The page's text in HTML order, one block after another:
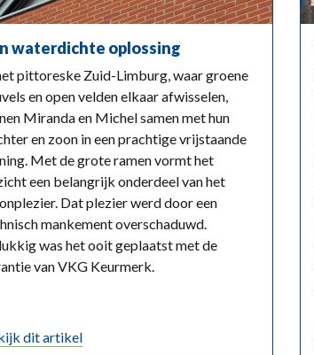
waterdichte oplossing
pittoreske Zuid-Limburg, waar groene
en open velden elkaar afwisselen,
Miranda en Michel samen met hun
en zoon in een prachtige vrijstaande
Met de grote ramen vormt het
een belangrijk onderdeel van het
Dat plezier werd door een
mankement overschaduwd.
was het ooit geplaatst met de
van VKG Keurmerk.
dit artikel